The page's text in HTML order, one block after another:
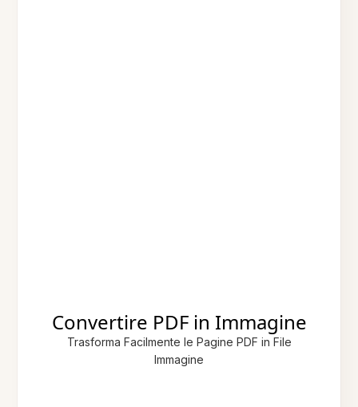
Convertire PDF in Immagine
Trasforma Facilmente le Pagine PDF in File
Immagine